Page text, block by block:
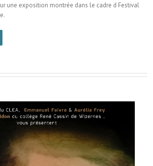
une exposition montrée dans le cadre d Festival